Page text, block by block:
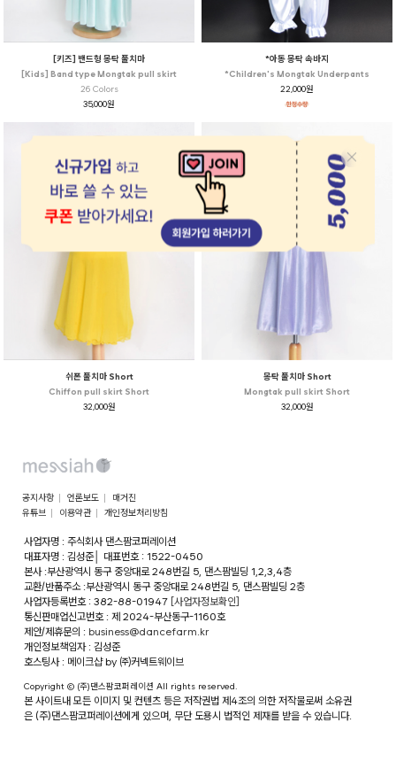
[키즈] 밴드형 몽탁 풀치마
[Kids] Band type Mongtak pull skirt
26 Colors
35,000원
*아동 몽탁 속바지
*Children's Mongtak Underpants
22,000원
쉬폰 풀치마 Short
Chiffon pull skirt Short
32,000원
몽탁 풀치마 Short
Mongtak pull skirt Short
32,000원
공지사항 언론보도
매거진
유튜브
이용약관 개인정보처리방침
사업자명 : 주식회사 댄스팜코퍼레이션
대표자명 : 김성준│
대표번호 : 1522-0450
본사 :부산광역시 동구 중앙대로 248번길 5, 댄스팜빌딩 1,2,3,4층
교환/반품주소 :부산광역시 동구 중앙대로 248번길 5, 댄스팜빌딩 2층
사업자등록번호 : 382-88-01947 [사업자정보확인]
통신판매업신고번호 : 제 2024-부산동구-1160호
제안/제휴문의 : business@dancefarm.kr
개인정보책임자 : 김성준
호스팅사 : 메이크샵 by ㈜커넥트웨이브
Copyright © (주)댄스팜코퍼레이션 All rights reserved.
본 사이트내 모든 이미지 및 컨텐츠 등은 저작권법 제4조의 의한 저작물로써 소유권
은 (주)댄스팜코퍼레이션에게 있으며, 무단 도용시 법적인 제재를 받을 수 있습니다.